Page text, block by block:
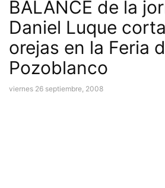
BALANCE de la
Daniel Luque
orejas en la Feria
Pozoblanco
viernes 26 septiembre, 2008